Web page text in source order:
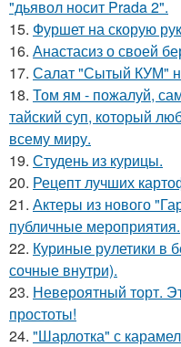
"дьявол носит Prada 2".
15. Фуршет на скорую
16. Анастасиз о своей
17. Салат "Сытый КУМ"
18. Том ям - пожалуй,
тайский суп, который
всему миру.
19. Студень из курицы.
20. Рецепт лучших
21. Актеры из нового
публичные мероприятия.
22. Куриные рулетики в
сочные внутри).
23. Невероятный торт.
простоты!
24. "Шарлотка" с